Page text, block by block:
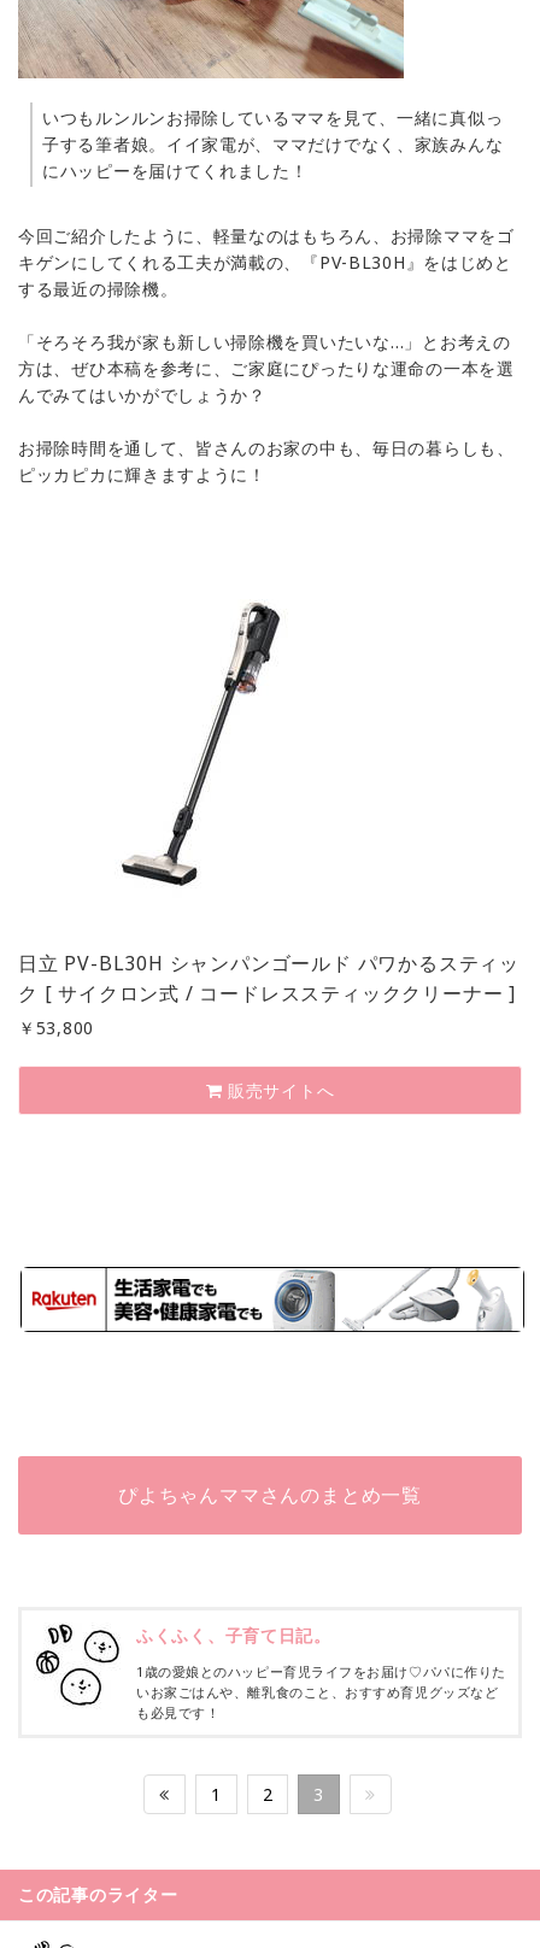
いつもルンルンお掃除しているママを見て、一緒に真似っ
子する筆者娘。イイ家電が、ママだけでなく、家族みんな
にハッピーを届けてくれました！
今回ご紹介したように、軽量なのはもちろん、お掃除ママをゴ
キゲンにしてくれる工夫が満載の、『PV-BL30H』をはじめと
する最近の掃除機。
「そろそろ我が家も新しい掃除機を買いたいな…」とお考えの
方は、ぜひ本稿を参考に、ご家庭にぴったりな運命の一本を選
んでみてはいかがでしょうか？
お掃除時間を通して、皆さんのお家の中も、毎日の暮らしも、
ピッカピカに輝きますように！
日立 PV-BL30H シャンパンゴールド パワかるスティッ
ク [ サイクロン式 / コードレススティッククリーナー ]
￥ 53,800
販売サイトへ
ぴよちゃんママさんのまとめ一覧
ふくふく、子育て日記。
1歳の愛娘とのハッピー育児ライフをお届け♡パパに作りた
いお家ごはんや、離乳食のこと、おすすめ育児グッズなど
も必見です！
1 2 3
この記事のライター